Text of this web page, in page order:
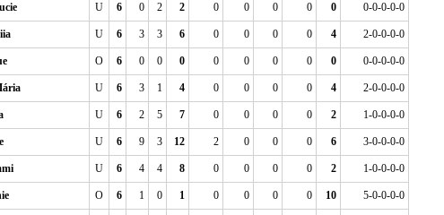
U 6 0 2 2 0 0 0 0 0 0-0-0-0-0
U 6 3 3 6 0 0 0 0 4 2-0-0-0-0
O 6 0 0 0 0 0 0 0 0 0-0-0-0-0
U 6 3 1 4 0 0 0 0 4 2-0-0-0-0
U 6 2 5 7 0 0 0 0 2 1-0-0-0-0
U 6 9 3 12 2 0 0 0 6 3-0-0-0-0
U 6 4 4 8 0 0 0 0 2 1-0-0-0-0
O 6 1 0 1 0 0 0 0 10 5-0-0-0-0